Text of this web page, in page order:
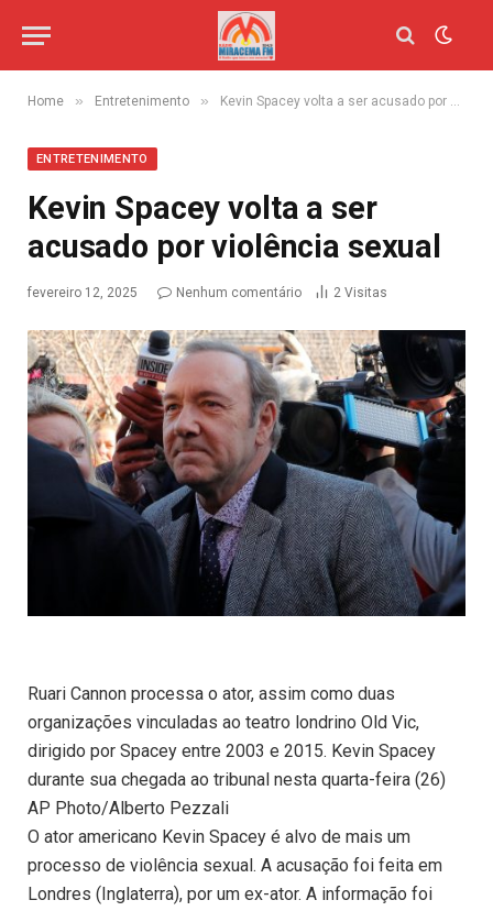
Home » Entretenimento » Kevin Spacey volta a ser acusado por violência sexual
ENTRETENIMENTO
Kevin Spacey volta a ser
acusado por violência sexual
fevereiro 12, 2025 Nenhum comentário 2 Visitas
Ruari Cannon processa o ator, assim como duas
organizações vinculadas ao teatro londrino Old Vic,
dirigido por Spacey entre 2003 e 2015. Kevin Spacey
durante sua chegada ao tribunal nesta quarta-feira (26)
AP Photo/Alberto Pezzali
O ator americano Kevin Spacey é alvo de mais um
processo de violência sexual. A acusação foi feita em
Londres (Inglaterra), por um ex-ator. A informação foi